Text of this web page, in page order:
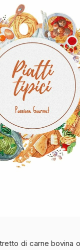
di carne bovina